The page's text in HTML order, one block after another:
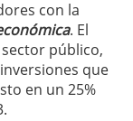
con la
. El
público,
que
en un 25%